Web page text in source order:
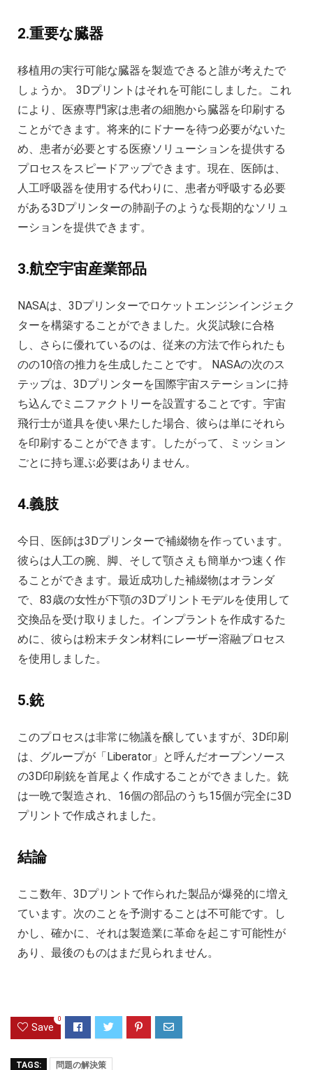
2.重要な臓器
移植用の実行可能な臓器を製造できると誰が考えたで
しょうか。 3Dプリントはそれを可能にしました。これ
により、医療専門家は患者の細胞から臓器を印刷する
ことができます。将来的にドナーを待つ必要がないた
め、患者が必要とする医療ソリューションを提供する
プロセスをスピードアップできます。現在、医師は、
人工呼吸器を使用する代わりに、患者が呼吸する必要
がある3Dプリンターの肺副子のような長期的なソリュ
ーションを提供できます。
3.航空宇宙産業部品
NASAは、3Dプリンターでロケットエンジンインジェク
ターを構築することができました。火災試験に合格
し、さらに優れているのは、従来の方法で作られたも
のの10倍の推力を生成したことです。 NASAの次のス
テップは、3Dプリンターを国際宇宙ステーションに持
ち込んでミニファクトリーを設置することです。宇宙
飛行士が道具を使い果たした場合、彼らは単にそれら
を印刷することができます。したがって、ミッション
ごとに持ち運ぶ必要はありません。
4.義肢
今日、医師は3Dプリンターで補綴物を作っています。
彼らは人工の腕、脚、そして顎さえも簡単かつ速く作
ることができます。最近成功した補綴物はオランダ
で、83歳の女性が下顎の3Dプリントモデルを使用して
交換品を受け取りました。インプラントを作成するた
めに、彼らは粉末チタン材料にレーザー溶融プロセス
を使用しました。
5.銃
このプロセスは非常に物議を醸していますが、3D印​​刷
は、グループが「Liberator」と呼んだオープンソース
の3D印刷銃を首尾よく作成することができました。銃
は一晩で製造され、16個の部品のうち15個が完全に3D
プリントで作成されました。
結論
ここ数年、3Dプリントで作られた製品が爆発的に増え
ています。次のことを予測することは不可能です。し
かし、確かに、それは製造業に革命を起こす可能性が
あり、最後のものはまだ見られません。
Save
0
TAGS: 問題の解決策